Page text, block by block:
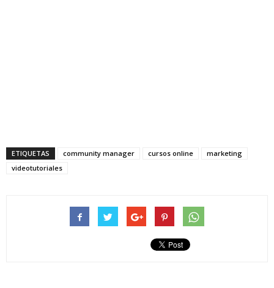
ETIQUETAS community manager cursos online
marketing
videotutoriales